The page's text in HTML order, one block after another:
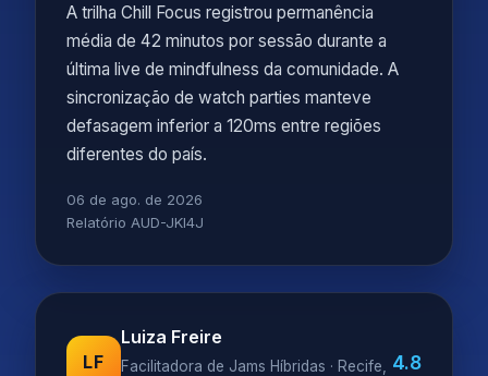
A trilha Chill Focus registrou permanência
média de 42 minutos por sessão durante a
última live de mindfulness da comunidade. A
sincronização de watch parties manteve
defasagem inferior a 120ms entre regiões
diferentes do país.
06 de ago. de 2026
Relatório AUD-JKI4J
LF
Luiza Freire
Facilitadora de Jams Híbridas · Recife,
4.8